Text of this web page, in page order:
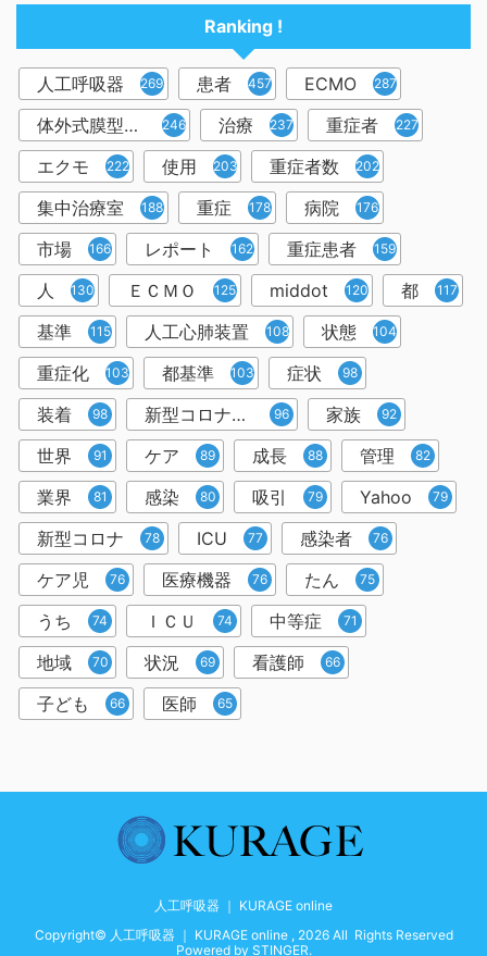
Ranking !
人工呼吸器 2698 患者 457 ECMO 287
体外式膜型人工肺 246 治療 237 重症者 227
エクモ 222 使用 203 重症者数 202
集中治療室 188 重症 178 病院 176
市場 166 レポート 162 重症患者 159
人 130 ＥＣＭＯ 125 middot 120 都 117
基準 115 人工心肺装置 108 状態 104
重症化 103 都基準 103 症状 98
装着 98 新型コロナウイルス 96 家族 92
世界 91 ケア 89 成長 88 管理 82
業界 81 感染 80 吸引 79 Yahoo 79
新型コロナ 78 ICU 77 感染者 76
ケア児 76 医療機器 76 たん 75
うち 74 ＩＣＵ 74 中等症 71
地域 70 状況 69 看護師 66
子ども 66 医師 65
人工呼吸器 ｜ KURAGE online
Copyright© 人工呼吸器 ｜ KURAGE online , 2026 All Rights Reserved
Powered by STINGER.